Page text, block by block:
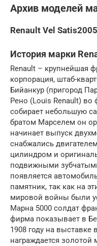
Архив моделей
Renault Vel
История марки
Renault – крупнейшая
корпорация, штаб-
Бийанкур (пригород
Рено (Louis Renault) во
собирает небольшую
братом Марселем он
начинает выпуск
снабжались
цилиндром и
подвижными
появляется
памятник, так как на
мировой войны были
Марна 5000 солдат
фирма показывает в
1908 году на
награждается золотой